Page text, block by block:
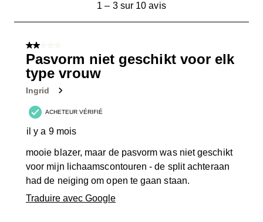
sur
avis.
1 – 3 sur 10 avis
2 sur 5 étoiles.
Pasvorm niet geschikt voor elk
type vrouw
Ingrid
ACHETEUR VÉRIFIÉ
il y a 9 mois
mooie blazer, maar de pasvorm was niet geschikt
voor mijn lichaamscontouren - de split achteraan
had de neiging om open te gaan staan.
Traduire avec Google